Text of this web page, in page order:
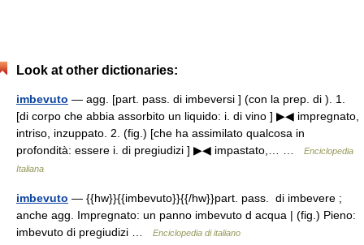
Look at other dictionaries:
imbevuto — agg. [part. pass. di imbeversi ] (con la prep. di ). 1.
[di corpo che abbia assorbito un liquido: i. di vino ] ▶◀ impregnato,
intriso, inzuppato. 2. (fig.) [che ha assimilato qualcosa in
profondità: essere i. di pregiudizi ] ▶◀ impastato,… …
Enciclopedia
Italiana
imbevuto — {{hw}}{{imbevuto}}{{/hw}}part. pass. di imbevere ;
anche agg. Impregnato: un panno imbevuto d acqua | (fig.) Pieno:
imbevuto di pregiudizi …
Enciclopedia di italiano